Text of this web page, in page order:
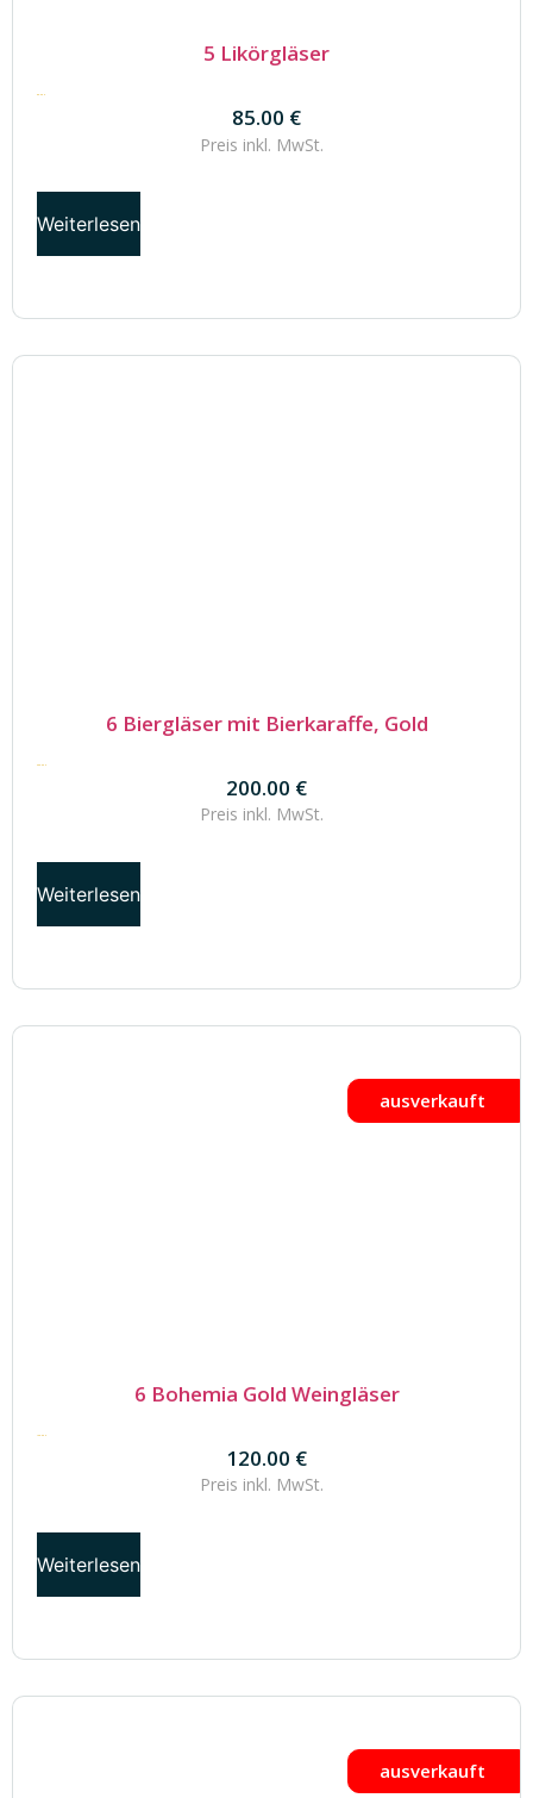
5 Likörgläser
85.00 €
85.00 €
Preis inkl. MwSt.
Weiterlesen
6 Biergläser mit Bierkaraffe, Gold
200.00 €
200.00 €
Preis inkl. MwSt.
Weiterlesen
ausverkauft
6 Bohemia Gold Weingläser
120.00 €
120.00 €
Preis inkl. MwSt.
Weiterlesen
ausverkauft